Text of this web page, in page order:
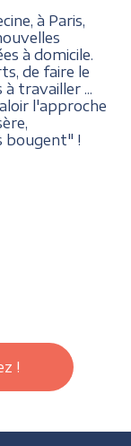
à Paris,
à domicile.
de faire le
travailler ...
l'approche
bougent" !
!